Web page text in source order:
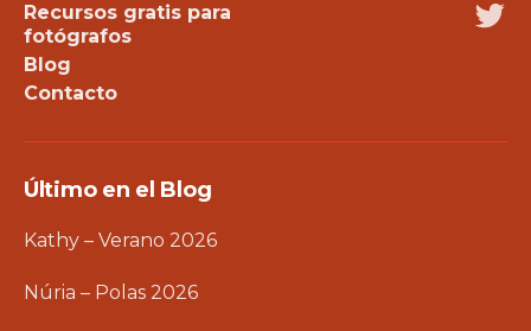
Recursos gratis para
fotógrafos
Blog
Contacto
Último en el Blog
Kathy – Verano 2026
Núria – Polas 2026